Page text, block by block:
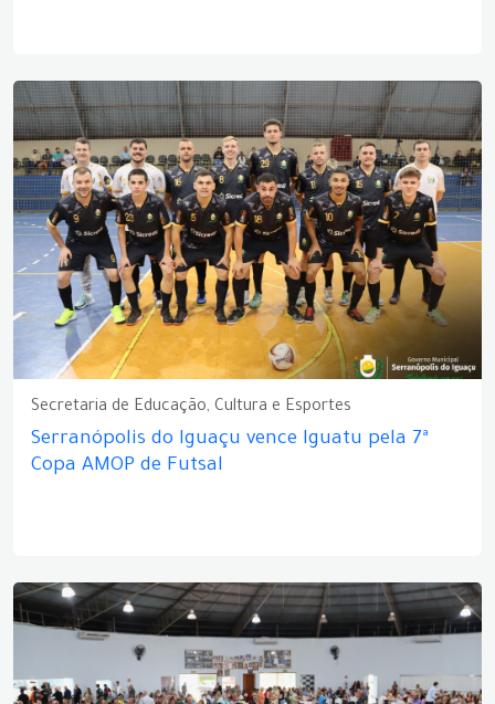
Secretaria de Educação, Cultura e Esportes
Serranópolis do Iguaçu vence Iguatu pela 7ª
Copa AMOP de Futsal